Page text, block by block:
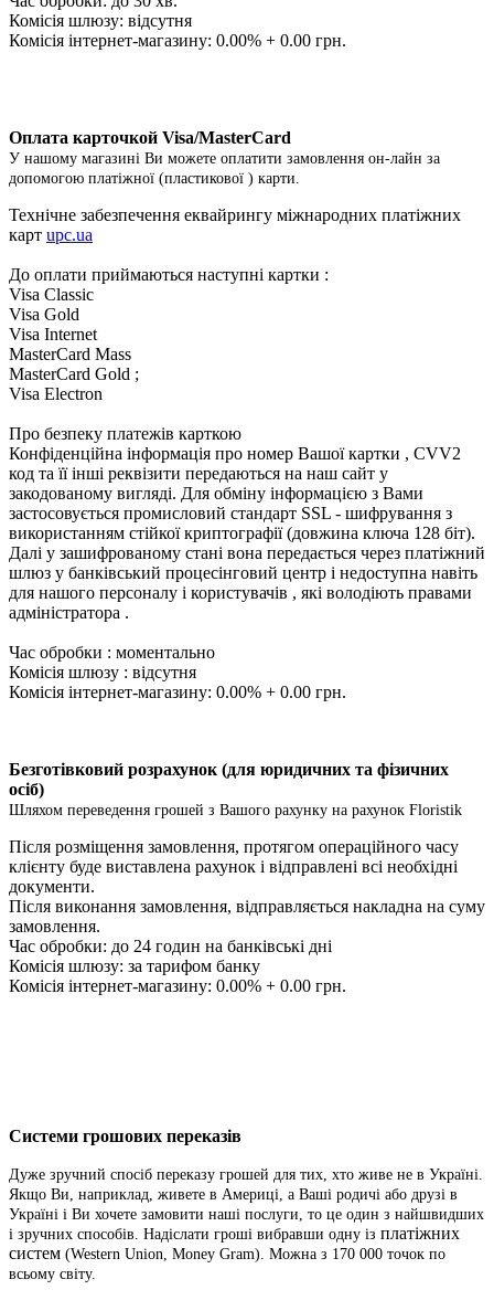
Комісія шлюзу: відсутня
Комісія інтернет-магазину: 0.00% + 0.00 грн.
Оплата карточкой Visa/MasterCard
У нашому магазині Ви можете оплатити замовлення он-лайн за
допомогою платіжної (пластикової ) карти.
Технічне забезпечення еквайрингу міжнародних платіжних
карт upc.ua
До оплати приймаються наступні картки :
Visa Classic
Visa Gold
Visa Internet
MasterCard Mass
MasterCard Gold ;
Visa Electron
Про безпеку платежів карткою
Конфіденційна інформація про номер Вашої картки , CVV2
код та її інші реквізити передаються на наш сайт у
закодованому вигляді. Для обміну інформацією з Вами
застосовується промисловий стандарт SSL - шифрування з
використанням стійкої криптографії (довжина ключа 128 біт).
Далі у зашифрованому стані вона передається через платіжний
шлюз у банківський процесінговий центр і недоступна навіть
для нашого персоналу і користувачів , які володіють правами
адміністратора .
Час обробки : моментально
Комісія шлюзу : відсутня
Комісія інтернет-магазину: 0.00% + 0.00 грн.
Безготівковий розрахунок (для юридичних та фізичних
осіб)
Шляхом переведення грошей з Вашого рахунку на рахунок Floristik
Після розміщення замовлення, протягом операційного часу
клієнту буде виставлена ​​рахунок і відправлені всі необхідні
документи.
Після виконання замовлення, відправляється накладна на суму
замовлення.
Час обробки: до 24 годин на банківські дні
Комісія шлюзу: за тарифом банку
Комісія інтернет-магазину: 0.00% + 0.00 грн.
Системи грошових переказів
Дуже зручний спосіб переказу грошей для тих, хто живе не в Україні.
Якщо Ви, наприклад, живете в Америці, а Ваші родичі або друзі в
Україні і Ви хочете замовити наші послуги, то це один з найшвидших
і зручних способів. Надіслати гроші вибравши одну із платіжних
систем (Western Union, Money Gram). Можна з 170 000 точок по
всьому світу.